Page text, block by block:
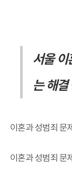
서울 이
는 해결
이혼과 성범죄 문
이혼과 성범죄 문